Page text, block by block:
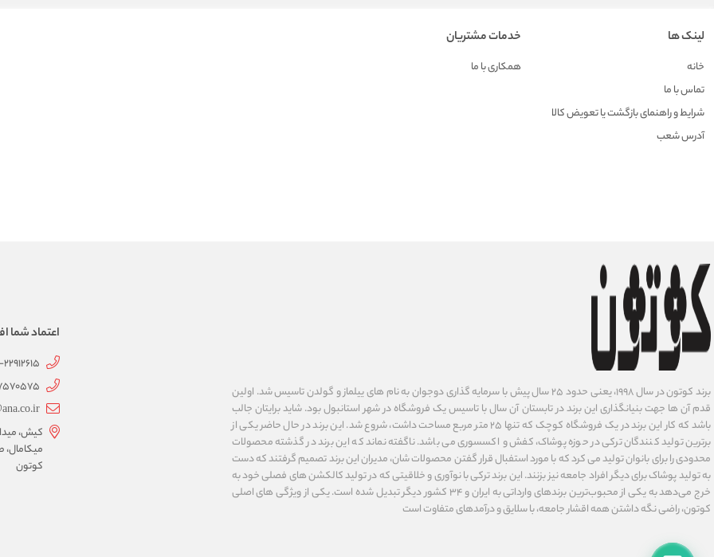
لینک ها
خانه
تماس با ما
شرایط و راهنمای بازگشت یا تعویض کالا
آدرس شعب
خدمات مشتریان
همکاری با ما
برند کوتون در سال ۱۹۹۸، یعنی حدود ۲۵ سال پیش با سرمایه گذاری دوجوان به نام های ییلماز و گولدن تاسیس شد. اولین
قدم آن ها جهت بنیانگذاری این برند در تابستان آن سال با تاسیس یک فروشگاه در شهر استانبول بود. شاید برایتان جالب
باشد که کار این برند در یک فروشگاه کوچک که تنها ۲۵ متر مربع مساحت داشت، شروع شد. این برند در حال حاضر یکی از
برترین تولید کنندگان ترکی در حوزه پوشاک، کفش و اکسسوری می باشد. ناگفته نماند که این برند در گذشته محصولات
محدودی را برای بانوان تولید می کرد که با مورد استفبال قرار گفتن محصولات شان، مدیران این برند تصمیم گرفتند که دست
به تولید پوشاک برای دیگر افراد جامعه نیز بزنند. این برند ترکی با نوآوری ‌و خلاقیتی که در تولید کالکشن های فصلی خود به
خرج می‌دهد به یکی از محبوب‌ترین برندهای وارداتی به ایران و ۳۴ کشور دیگر تبدیل شده‌ است. یکی از ویژگی های اصلی
کوتون، راضی نگه داشتن همه اقشار جامعه، با سلایق و درآمدهای متفاوت است
اعتماد شما
22912615
کیش،
کوتون